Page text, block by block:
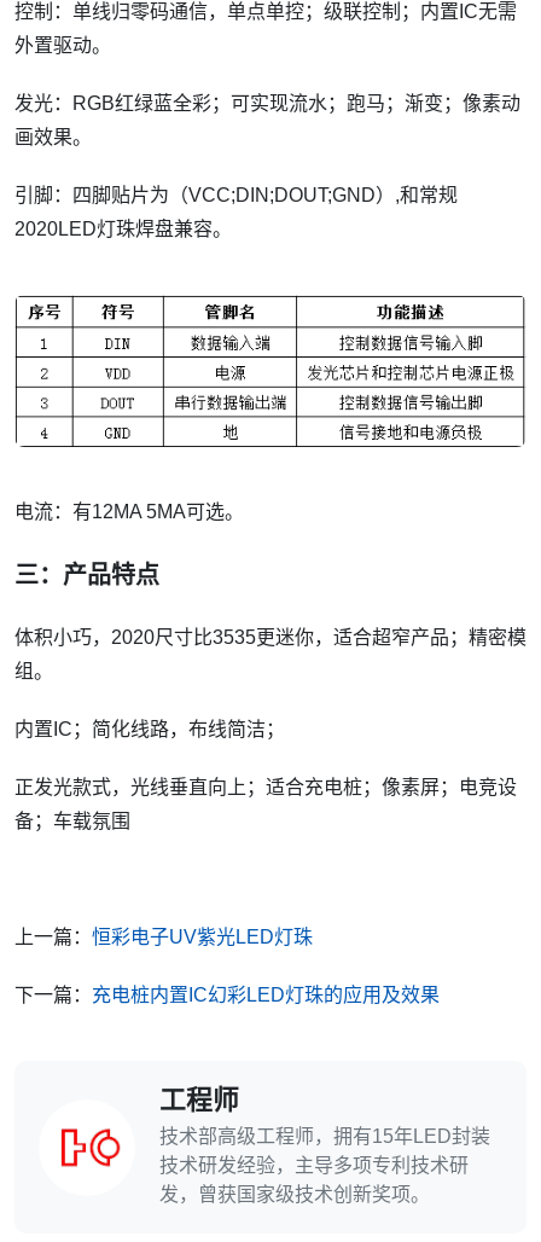
控制：单线归零码通信，单点单控；级联控制；内置IC无需
外置驱动。
发光：RGB红绿蓝全彩；可实现流水；跑马；渐变；像素动
画效果。
引脚：四脚贴片为（VCC;DIN;DOUT;GND）,和常规
2020LED灯珠焊盘兼容。
电流：有12MA 5MA可选。
三：产品特点
体积小巧，2020尺寸比3535更迷你，适合超窄产品；精密模
组。
内置IC；简化线路，布线简洁；
正发光款式，光线垂直向上；适合充电桩；像素屏；电竞设
备；车载氛围
上一篇： 恒彩电子UV紫光LED灯珠
下一篇： 充电桩内置IC幻彩LED灯珠的应用及效果
工程师
技术部高级工程师，拥有15年LED封装
技术研发经验，主导多项专利技术研
发，曾获国家级技术创新奖项。